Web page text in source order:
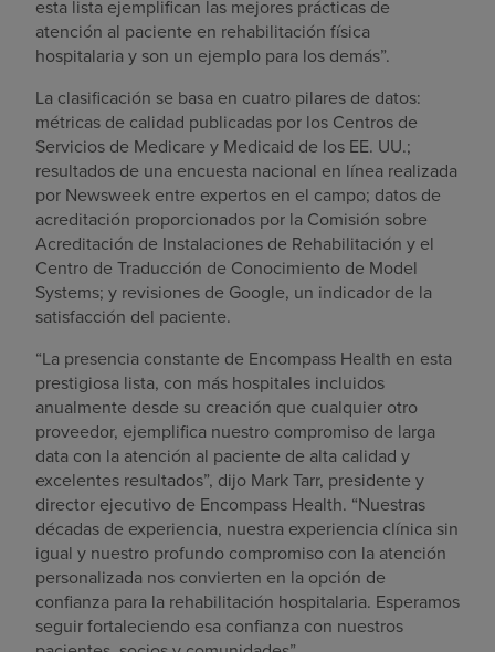
esta lista ejemplifican las mejores prácticas de
atención al paciente en rehabilitación física
hospitalaria y son un ejemplo para los demás”.
La clasificación se basa en cuatro pilares de datos:
métricas de calidad publicadas por los Centros de
Servicios de Medicare y Medicaid de los EE. UU.;
resultados de una encuesta nacional en línea realizada
por Newsweek entre expertos en el campo; datos de
acreditación proporcionados por la Comisión sobre
Acreditación de Instalaciones de Rehabilitación y el
Centro de Traducción de Conocimiento de Model
Systems; y revisiones de Google, un indicador de la
satisfacción del paciente.
“La presencia constante de Encompass Health en esta
prestigiosa lista, con más hospitales incluidos
anualmente desde su creación que cualquier otro
proveedor, ejemplifica nuestro compromiso de larga
data con la atención al paciente de alta calidad y
excelentes resultados”, dijo Mark Tarr, presidente y
director ejecutivo de Encompass Health. “Nuestras
décadas de experiencia, nuestra experiencia clínica sin
igual y nuestro profundo compromiso con la atención
personalizada nos convierten en la opción de
confianza para la rehabilitación hospitalaria. Esperamos
seguir fortaleciendo esa confianza con nuestros